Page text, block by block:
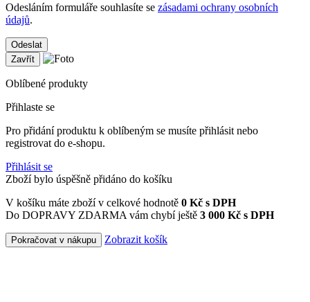
Odesláním formuláře souhlasíte se zásadami ochrany osobních
údajů.
Odeslat
Zavřít
Oblíbené produkty
Přihlaste se
Pro přidání produktu k oblíbeným se musíte přihlásit nebo
registrovat do e-shopu.
Přihlásit se
Zboží bylo úspěšně přidáno do košíku
V košíku máte zboží v celkové hodnotě 0 Kč s DPH
Do DOPRAVY ZDARMA vám chybí ještě 3 000 Kč s DPH
Pokračovat v nákupu Zobrazit košík